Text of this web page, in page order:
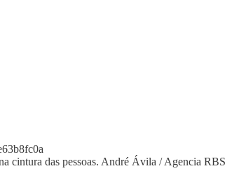
cintura das pessoas. André Ávila / Agencia RBS